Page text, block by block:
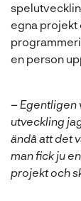
egna projekt
en person
–Egentligen
utveckling
ändå att det
man fick ju
projekt och